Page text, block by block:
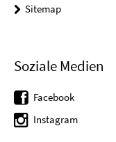
Sitemap
Soziale Medien
Facebook
Instagram